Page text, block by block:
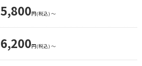
5,800円(税込) 〜
6,200円(税込) 〜